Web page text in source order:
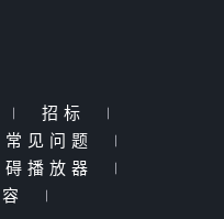
| 招标
|
常见问题
|
碍播放器
|
|